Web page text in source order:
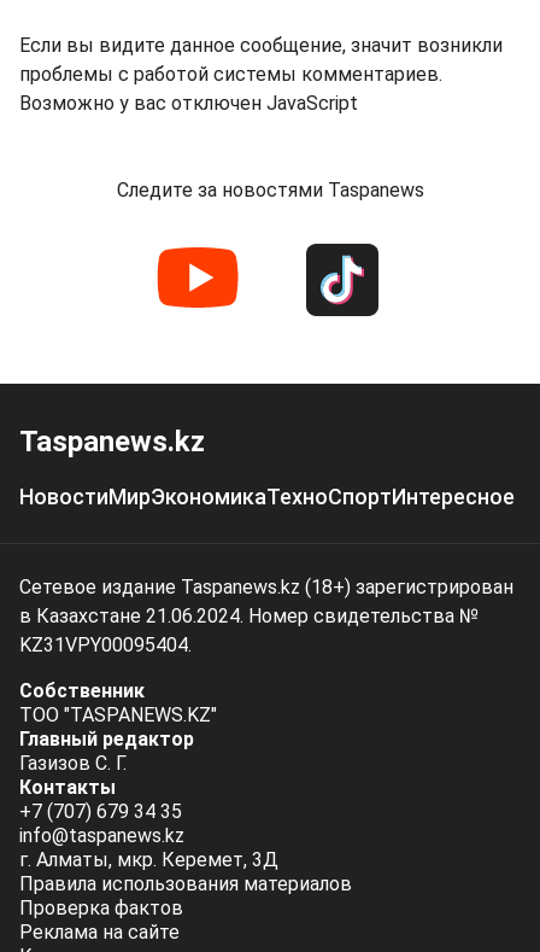
Если вы видите данное сообщение, значит возникли
проблемы с работой системы комментариев.
Возможно у вас отключен JavaScript
Следите за новостями Taspanews
Taspanews.kz
НовостиМирЭкономикаТехноСпортИнтересное
Сетевое издание Taspanews.kz (18+) зарегистрирован
в Казахстане 21.06.2024. Номер свидетельства №
KZ31VPY00095404.
Собственник
ТОО "TASPANEWS.KZ"
Главный редактор
Газизов С. Г.
Контакты
+7 (707) 679 34 35
info@taspanews.kz
г. Алматы, мкр. Керемет, 3Д
Правила использования материалов
Проверка фактов
Реклама на сайте